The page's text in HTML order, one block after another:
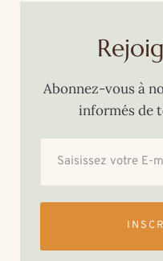
Abonnez-vous à
informés de